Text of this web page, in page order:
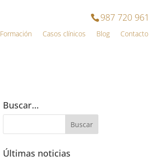
987 720 961
Formación Casos clínicos Blog Contacto
Buscar…
Últimas noticias